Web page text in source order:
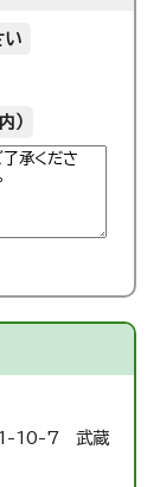
い
）
1-10-7 武蔵